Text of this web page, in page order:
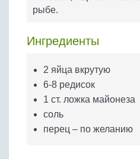
Бобовые
Крупы
рыбе.
Ингредиенты
2 яйца вкрутую
6-8 редисок
1 ст. ложка майонеза
соль
перец – по желанию